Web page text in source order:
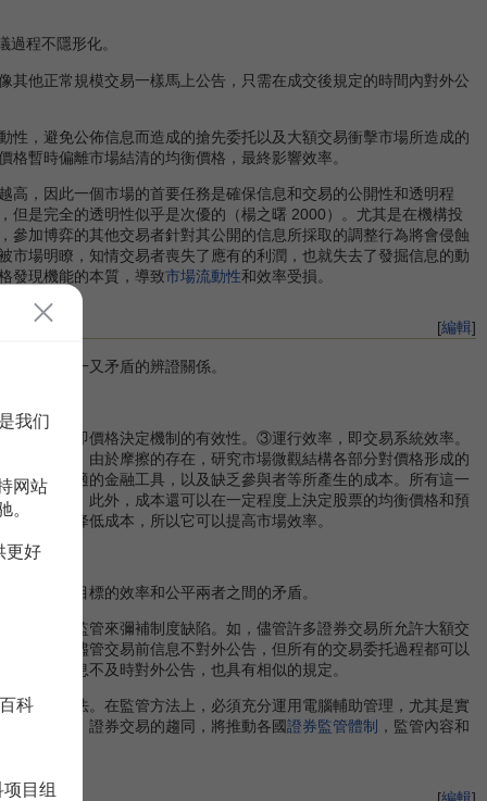
程不隱形化。
他正常規模交易一樣馬上公告，只需在成交後規定的時間內對外公
，避免公佈信息而造成的搶先委托以及大額交易衝擊市場所造成的
暫時偏離市場結清的均衡價格，最終影響效率。
，因此一個市場的首要任務是確保信息和交易的公開性和透明程
但是完全的透明性似乎是次優的（楊之曙 2000）。尤其是在機構投
加博弈的其他交易者針對其公開的信息所採取的調整行為將會侵蝕
市場明瞭，知情交易者喪失了應有的利潤，也就失去了發掘信息的動
發現機能的本質，導致市場流動性和效率受損。
[編輯]
間既統一又矛盾的辨證關係。
率，即價格決定機制的有效性。③運行效率，即交易系統效率。
場來說，由於摩擦的存在，研究市場微觀結構各部分對價格形成的
、不合適的金融工具，以及缺乏參與者等所產生的成本。所有這一
的信息，此外，成本還可以在一定程度上決定股票的均衡價格和預
立可以降低成本，所以它可以提高市場效率。
制度制定目標的效率和公平兩者之間的矛盾。
都以有效監管來彌補制度缺陷。如，儘管許多證券交易所允許大額交
詳情；儘管交易前信息不對外公告，但所有的交易委托過程都可以
易後信息不及時對外公告，也具有相似的規定。
準和方法。在監管方法上，必須充分運用電腦輔助管理，尤其是實
的現代化。證券交易的趨同，將推動各國證券監管體制
，監管內容和
我们
网站
。
更好
科
目组